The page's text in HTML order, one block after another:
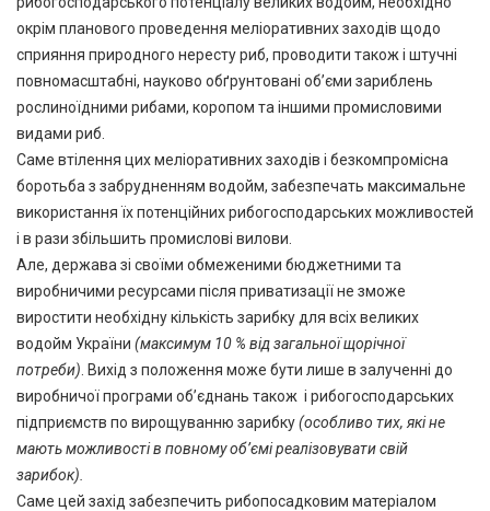
окрім планового проведення меліоративних заходів щодо
сприяння природного нересту риб, проводити також і штучні
повномасштабні, науково обґрунтовані об’єми зариблень
рослиноїдними рибами, коропом та іншими промисловими
видами риб.
Саме втілення цих меліоративних заходів і безкомпромісна
боротьба з забрудненням водойм, забезпечать максимальне
використання їх потенційних рибогосподарських можливостей
і в рази збільшить промислові вилови.
Але, держава зі своїми обмеженими бюджетними та
виробничими ресурсами після приватизації не зможе
виростити необхідну кількість зарибку для всіх великих
водойм України (максимум 10 % від загальної щорічної
потреби) . Вихід з положення може бути лише в залученні до
виробничої програми об’єднань також і рибогосподарських
підприємств по вирощуванню зарибку(особливо тих, які не
мають можливості в повному об’ємі реалізовувати свій
зарибок).
Саме цей захід забезпечить рибопосадковим матеріалом